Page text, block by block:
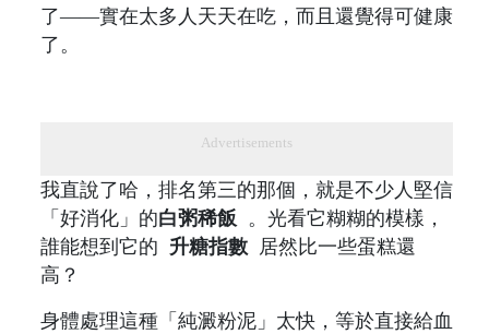
了——實在太多人天天在吃，而且還覺得可健康
了。
Advertisements
我直說了哈，排名第三的那個，就是不少人堅信
「好消化」的白粥稀飯 。光看它糊糊的模樣，
誰能想到它的 升糖指數 居然比一些蛋糕還
高？
身體處理這種「純澱粉泥」太快，等於直接給血